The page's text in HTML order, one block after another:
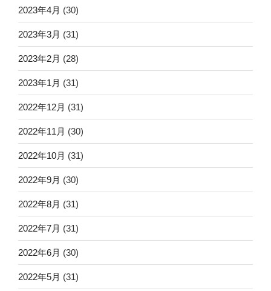
2023年4月 (30)
2023年3月 (31)
2023年2月 (28)
2023年1月 (31)
2022年12月 (31)
2022年11月 (30)
2022年10月 (31)
2022年9月 (30)
2022年8月 (31)
2022年7月 (31)
2022年6月 (30)
2022年5月 (31)